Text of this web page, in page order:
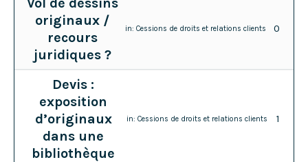
originaux /
recours
juridiques ?
in: Cessions de droits et relations clients 0
Devis :
exposition
d’originaux
dans une
bibliothèque
in:Cessions de droits et relations clients 1